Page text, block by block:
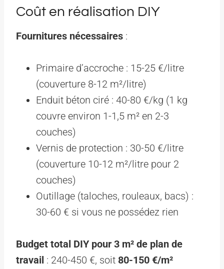
Coût en réalisation DIY
Fournitures nécessaires :
Primaire d’accroche : 15-25 €/litre
(couverture 8-12 m²/litre)
Enduit béton ciré : 40-80 €/kg (1 kg
couvre environ 1-1,5 m² en 2-3
couches)
Vernis de protection : 30-50 €/litre
(couverture 10-12 m²/litre pour 2
couches)
Outillage (taloches, rouleaux, bacs) :
30-60 € si vous ne possédez rien
Budget total DIY pour 3 m² de plan de
travail : 240-450 €, soit 80-150 €/m²